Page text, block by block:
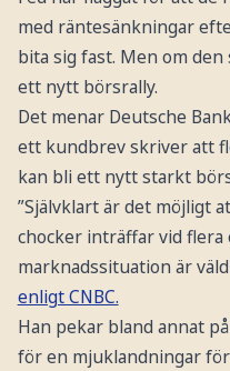
med räntesänkningar
bita sig fast. Men om
ett nytt börsrally.
Det menar Deutsche
ett kundbrev skriver att
kan bli ett nytt starkt
”Självklart är det möjligt
chocker inträffar vid
marknadssituation är
enligt CNBC.
Han pekar bland annat
för en mjuklandningar